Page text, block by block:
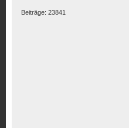
Beiträge: 23841